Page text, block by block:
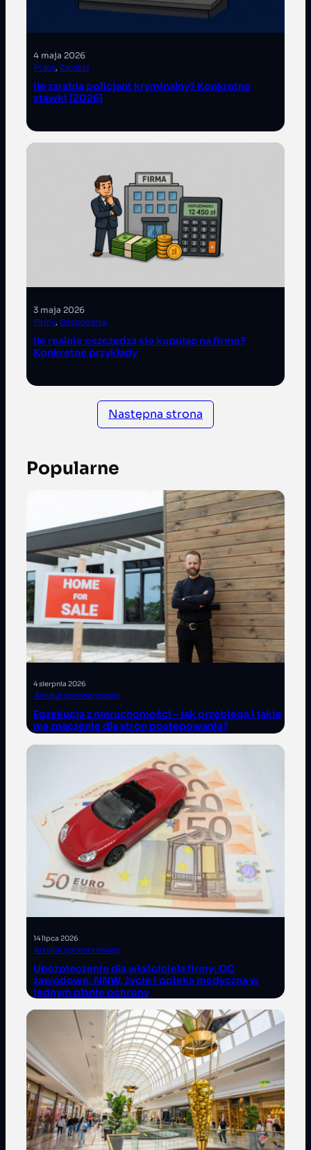
4 maja 2026
Praca, Zarobki
Ile zarabia policjant kryminalny? Konkretne
stawki [2026]
3 maja 2026
Firmy, Gospodarka
Ile realnie oszczędza się kupując na firmę?
Konkretne przykłady
Następna strona
Popularne
4 sierpnia 2026
Artykuł sponsorowany
Egzekucja z nieruchomości – jak przebiega i jakie
ma znaczenie dla stron postępowania?
14 lipca 2026
Artykuł sponsorowany
Ubezpieczenie dla właściciela firmy: OC
zawodowe, NNW, życie i opieka medyczna w
jednym planie ochrony